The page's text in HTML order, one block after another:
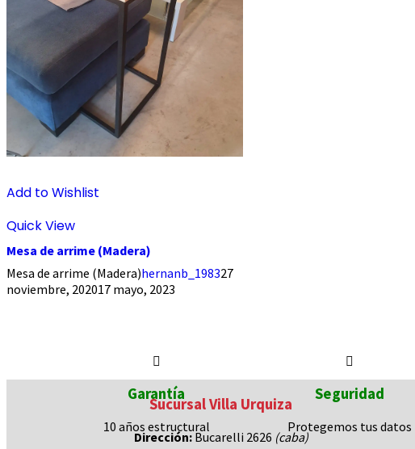
Add to Wishlist
Quick View
Mesa de arrime (Madera)
Mesa de arrime (Madera)hernanb_198327
noviembre, 202017 mayo, 2023
Garantía
10 años estructural
Seguridad
Protegemos tus datos
Sucursal Villa Urquiza
Dirección:Bucarelli 2626 (caba)